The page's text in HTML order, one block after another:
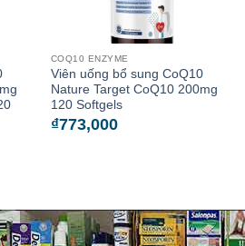
COQ10 ENZYME
Viên uống bổ sung CoQ10
Nature Target CoQ10 200mg
120 Softgels
₫773,000